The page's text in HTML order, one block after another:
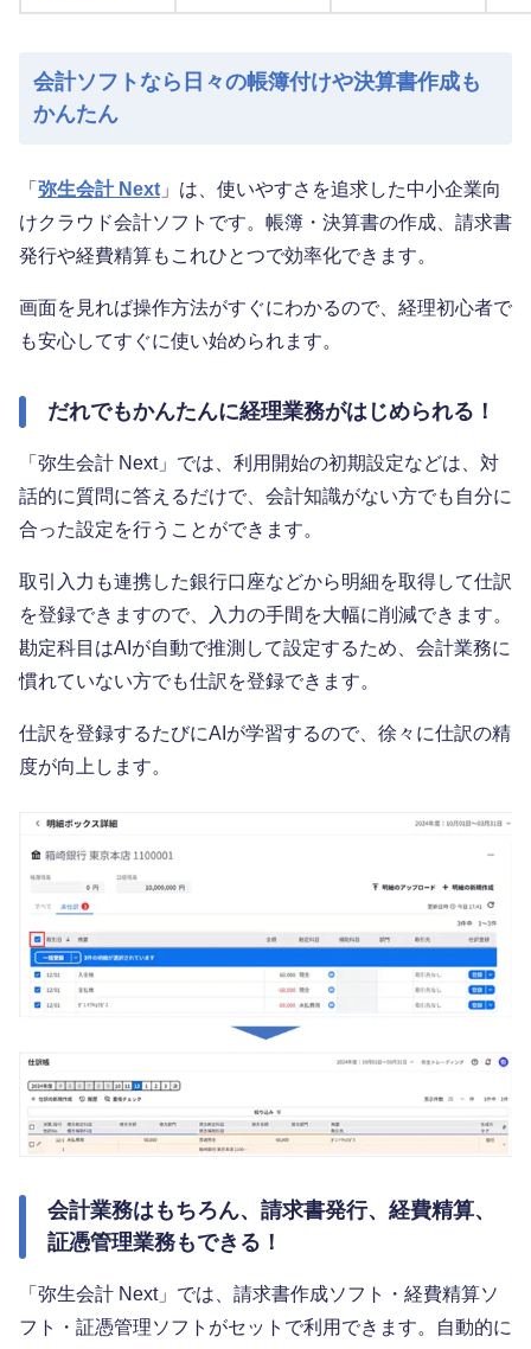
会計ソフトなら日々の帳簿付けや決算書作成も
かんたん
「 弥生会計 Next 」は、使いやすさを追求した中小企業向
けクラウド会計ソフトです。帳簿・決算書の作成、請求書
発行や経費精算もこれひとつで効率化できます。
画面を見れば操作方法がすぐにわかるので、経理初心者で
も安心してすぐに使い始められます。
だれでもかんたんに経理業務がはじめられる！
「弥生会計 Next」では、利用開始の初期設定などは、対
話的に質問に答えるだけで、会計知識がない方でも自分に
合った設定を行うことができます。
取引入力も連携した銀行口座などから明細を取得して仕訳
を登録できますので、入力の手間を大幅に削減できます。
勘定科目はAIが自動で推測して設定するため、会計業務に
慣れていない方でも仕訳を登録できます。
仕訳を登録するたびにAIが学習するので、徐々に仕訳の精
度が向上します。
会計業務はもちろん、請求書発行、経費精算、
証憑管理業務もできる！
「弥生会計 Next」では、請求書作成ソフト・経費精算ソ
フト・証憑管理ソフトがセットで利用できます。自動的に